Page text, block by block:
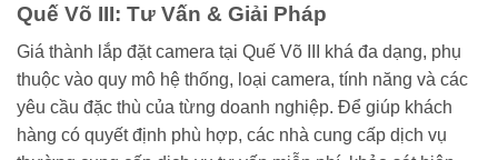
Quế Võ III: Tư Vấn & Giải Pháp
Giá thành lắp đặt camera tại Quế Võ III khá đa dạng, phụ
thuộc vào quy mô hệ thống, loại camera, tính năng và các
yêu cầu đặc thù của từng doanh nghiệp. Để giúp khách
hàng có quyết định phù hợp, các nhà cung cấp dịch vụ